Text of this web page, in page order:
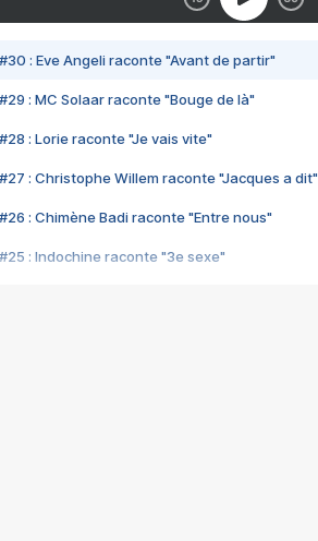
#30 : Eve Angeli raconte "Avant de partir"
#29 : MC Solaar raconte "Bouge de là"
#28 : Lorie raconte "Je vais vite"
#27 : Christophe Willem raconte "Jacques a dit"
#26 : Chimène Badi raconte "Entre nous"
#25 : Indochine raconte "3e sexe"